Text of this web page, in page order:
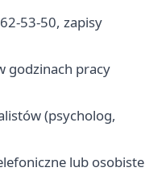
53-50, zapisy
godzinach pracy
(psycholog,
lub osobiste